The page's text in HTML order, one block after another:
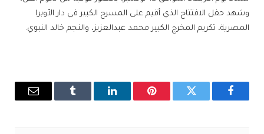
وشهد حفل الافتتاح الذي أقيم على المسرح الكبير في دار الأوبرا
المصرية، تكريم المخرج الكبير محمد عبدالعزيز، والنجم خالد النبوي.
فيسبوك تويتر بينتيريستلينكدإن Tumblr
البريد